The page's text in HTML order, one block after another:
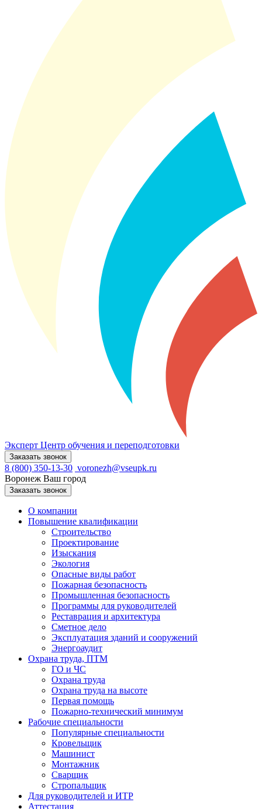
Эксперт Центр обучения и переподготовки
Заказать звонок
8 (800) 350-13-30 voronezh@vseupk.ru
Воронеж Ваш город
Заказать звонок
О компании
Повышение квалификации
Строительство
Проектирование
Изыскания
Экология
Опасные виды работ
Пожарная безопасность
Промышленная безопасность
Программы для руководителей
Реставрация и архитектура
Сметное дело
Эксплуатация зданий и сооружений
Энергоаудит
Охрана труда, ПТМ
ГО и ЧС
Охрана труда
Охрана труда на высоте
Первая помощь
Пожарно-технический минимум
Рабочие специальности
Популярные специальности
Кровельщик
Машинист
Монтажник
Сварщик
Стропальщик
Для руководителей и ИТР
Аттестация